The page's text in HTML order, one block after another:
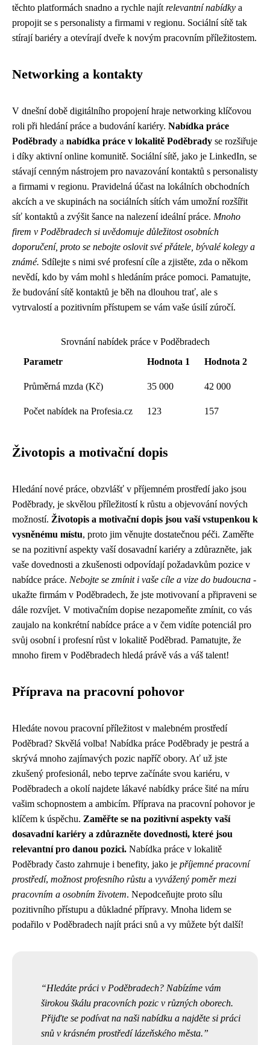
těchto platformách snadno a rychle najít relevantní nabídky a
propojit se s personalisty a firmami v regionu. Sociální sítě tak
stírají bariéry a otevírají dveře k novým pracovním příležitostem.
Networking a kontakty
V dnešní době digitálního propojení hraje networking klíčovou
roli při hledání práce a budování kariéry. Nabídka práce
Poděbrady a nabídka práce v lokalitě Poděbrady se rozšiřuje
i díky aktivní online komunitě. Sociální sítě, jako je LinkedIn, se
stávají cenným nástrojem pro navazování kontaktů s personalisty
a firmami v regionu. Pravidelná účast na lokálních obchodních
akcích a ve skupinách na sociálních sítích vám umožní rozšířit
síť kontaktů a zvýšit šance na nalezení ideální práce. Mnoho
firem v Poděbradech si uvědomuje důležitost osobních
doporučení, proto se nebojte oslovit své přátele, bývalé kolegy a
známé. Sdílejte s nimi své profesní cíle a zjistěte, zda o někom
nevědí, kdo by vám mohl s hledáním práce pomoci. Pamatujte,
že budování sítě kontaktů je běh na dlouhou trať, ale s
vytrvalostí a pozitivním přístupem se vám vaše úsilí zúročí.
Srovnání nabídek práce v Poděbradech
Parametr
Hodnota 1 Hodnota 2
Průměrná mzda (Kč) 35 000 42 000
Počet nabídek na Profesia.cz 123 157
Životopis a motivační dopis
Hledání nové práce, obzvlášť v příjemném prostředí jako jsou
Poděbrady, je skvělou příležitostí k růstu a objevování nových
možností. Životopis a motivační dopis jsou vaší vstupenkou k
vysněnému místu, proto jim věnujte dostatečnou péči. Zaměřte
se na pozitivní aspekty vaší dosavadní kariéry a zdůrazněte, jak
vaše dovednosti a zkušenosti odpovídají požadavkům pozice v
nabídce práce. Nebojte se zmínit i vaše cíle a vize do budoucna -
ukažte firmám v Poděbradech, že jste motivovaní a připraveni se
dále rozvíjet. V motivačním dopise nezapomeňte zmínit, co vás
zaujalo na konkrétní nabídce práce a v čem vidíte potenciál pro
svůj osobní i profesní růst v lokalitě Poděbrad. Pamatujte, že
mnoho firem v Poděbradech hledá právě vás a váš talent!
Příprava na pracovní pohovor
Hledáte novou pracovní příležitost v malebném prostředí
Poděbrad? Skvělá volba! Nabídka práce Poděbrady je pestrá a
skrývá mnoho zajímavých pozic napříč obory. Ať už jste
zkušený profesionál, nebo teprve začínáte svou kariéru, v
Poděbradech a okolí najdete lákavé nabídky práce šité na míru
vašim schopnostem a ambicím. Příprava na pracovní pohovor je
klíčem k úspěchu. Zaměřte se na pozitivní aspekty vaší
dosavadní kariéry a zdůrazněte dovednosti, které jsou
relevantní pro danou pozici. Nabídka práce v lokalitě
Poděbrady často zahrnuje i benefity, jako je příjemné pracovní
prostředí, možnost profesního růstu a vyvážený poměr mezi
pracovním a osobním životem. Nepodceňujte proto sílu
pozitivního přístupu a důkladné přípravy. Mnoha lidem se
podařilo v Poděbradech najít práci snů a vy můžete být další!
Hledáte práci v Poděbradech? Nabízíme vám
širokou škálu pracovních pozic v různých oborech.
Přijďte se podívat na naši nabídku a najděte si práci
snů v krásném prostředí lázeňského města.